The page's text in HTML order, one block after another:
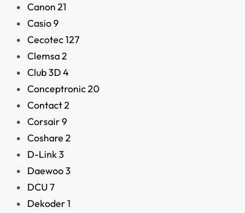
Canon 21
Casio9
Cecotec127
Clemsa2
Club 3D 4
Conceptronic20
Contact2
Corsair9
Coshare 2
D-Link3
Daewoo3
DCU 7
Dekoder1